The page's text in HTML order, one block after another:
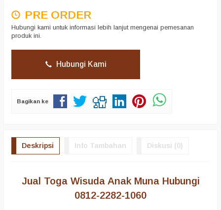
PRE ORDER
Hubungi kami untuk informasi lebih lanjut mengenai pemesanan
produk ini.
Hubungi Kami
Bagikan ke
Deskripsi Info Tambahan Diskusi (0)
Jual Toga Wisuda Anak Muna Hubungi
0812-2282-1060